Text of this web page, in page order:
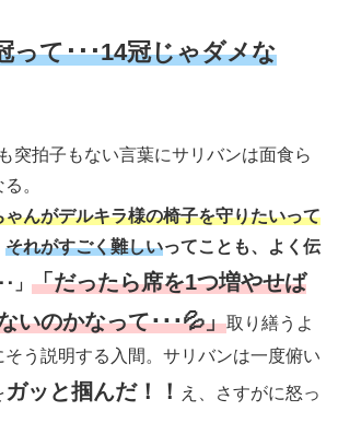
って･･･14冠じゃダメな
突拍子もない言葉にサリバンは面食ら
。
ゃんがデルキラ様の椅子を守りたいって
それがすごく難しいってことも、よく伝
」 「だったら席を1つ増やせば
いのかなって･･･💦」取り繕うよ
そう説明する入間。サリバンは一度俯い
ガッと掴んだ！！
え、さすがに怒っ